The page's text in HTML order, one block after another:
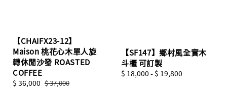
【CHAIFX23-12】
Maison 桃花心木單人旋
轉休閒沙發 ROASTED
COFFEE
Sale
$ 36,000 Regular
$ 37,000
【SF147】鄉村風全實木
斗櫃 可訂製
Regular
$ 18,000 - $ 19,800